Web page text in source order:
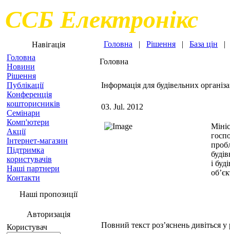
ССБ Електронікс
Навігація
Головна
Новини
Рішення
Публікації
Конференція
кошторисників
Семінари
Комп'ютери
Акції
Інтернет-магазин
Підтримка
користувачів
Наші партнери
Контакти
Наші пропозиції
Авторизація
Користувач
Головна | Рішення | База цін
Головна
Iнформацiя для будівельних
03. Jul. 2012
і
Повний текст роз’яснень дивіться у